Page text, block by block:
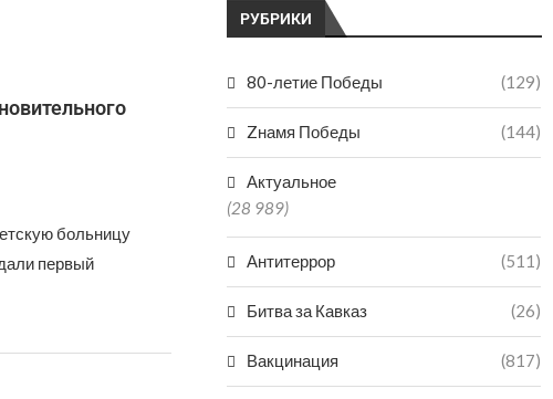
больницу
первый
РУБРИКИ
80-летие Победы (129)
Zнамя Победы (144)
Актуальное
(28 989)
Антитеррор (511)
Битва за Кавказ (26)
Вакцинация (817)